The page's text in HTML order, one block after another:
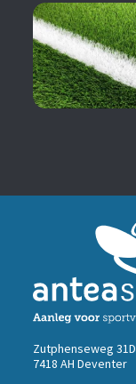
Zutphenseweg 31D
7418 AH Deventer